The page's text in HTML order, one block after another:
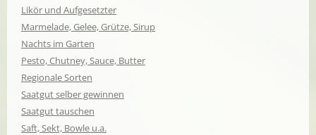
Likör und Aufgesetzter
Marmelade, Gelee, Grütze, Sirup
Nachts im Garten
Pesto, Chutney, Sauce, Butter
Regionale Sorten
Saatgut selber gewinnen
Saatgut tauschen
Saft, Sekt, Bowle u.a.